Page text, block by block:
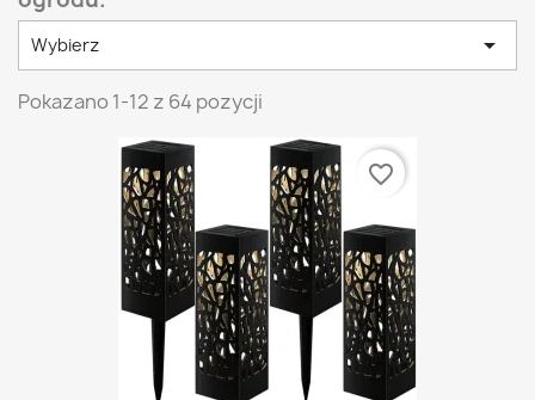
Wybierz 
Pokazano 1-12 z 64 pozycji
favorite_border